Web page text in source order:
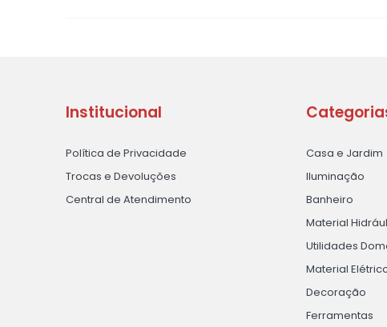
Institucional
Política de Privacidade
Trocas e Devoluções
Central de Atendimento
Casa e Jardim
Iluminação
Banheiro
Material
Utilidades
Material
Decoração
Ferramentas